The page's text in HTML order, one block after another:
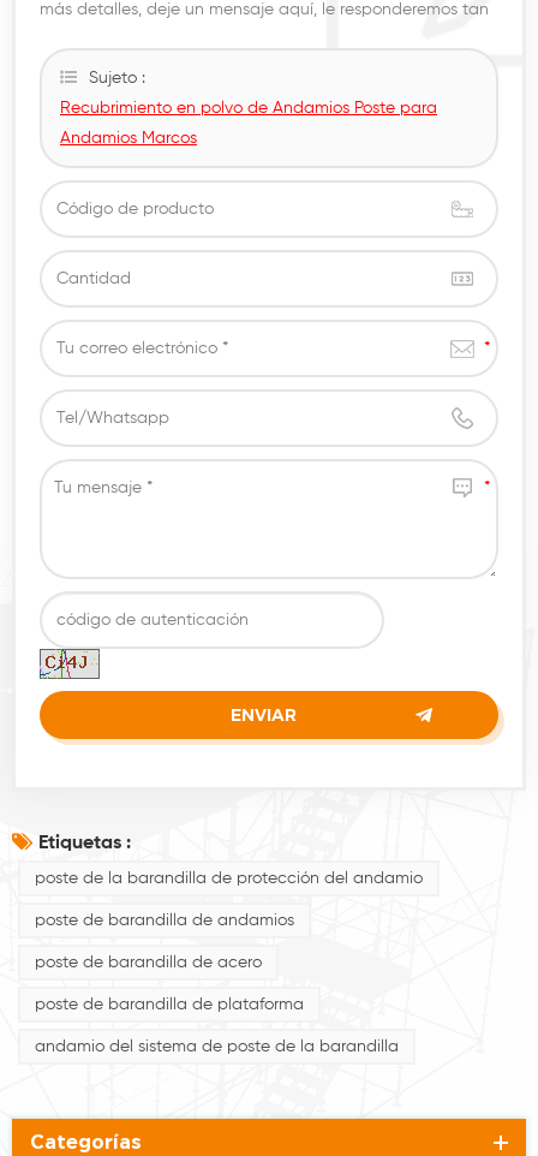
más detalles, deje un mensaje aquí, le responderemos tan
Sujeto :
Recubrimiento en polvo de Andamios Poste para
Andamios Marcos
Etiquetas :
poste de la barandilla de protección del andamio
poste de barandilla de andamios
poste de barandilla de acero
poste de barandilla de plataforma
andamio del sistema de poste de la barandilla
Categorías